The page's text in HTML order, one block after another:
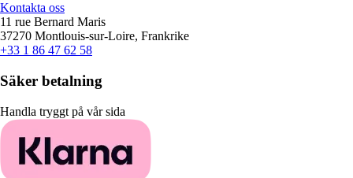
Kontakta oss
11 rue Bernard Maris
37270 Montlouis-sur-Loire, Frankrike
+33 1 86 47 62 58
Säker betalning
Handla tryggt på vår sida